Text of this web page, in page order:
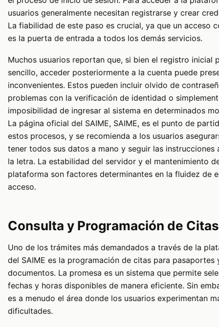
usuarios generalmente necesitan registrarse y crear
La fiabilidad de este paso es crucial, ya que un acceso
es la puerta de entrada a todos los demás servicios.
Muchos usuarios reportan que, si bien el registro inicial
sencillo, acceder posteriormente a la cuenta puede
inconvenientes. Estos pueden incluir olvido de
problemas con la verificación de identidad o
imposibilidad de ingresar al sistema en determinados
La página oficial del SAIME, SAIME, es el punto de
estos procesos, y se recomienda a los usuarios
tener todos sus datos a mano y seguir las instrucciones
la letra. La estabilidad del servidor y el mantenimiento
plataforma son factores determinantes en la fluidez de
acceso.
Consulta y Programación de Citas
Uno de los trámites más demandados a través de la
del SAIME es la programación de citas para pasaportes
documentos. La promesa es un sistema que permite
fechas y horas disponibles de manera eficiente. Sin
es a menudo el área donde los usuarios experimentan
dificultades.